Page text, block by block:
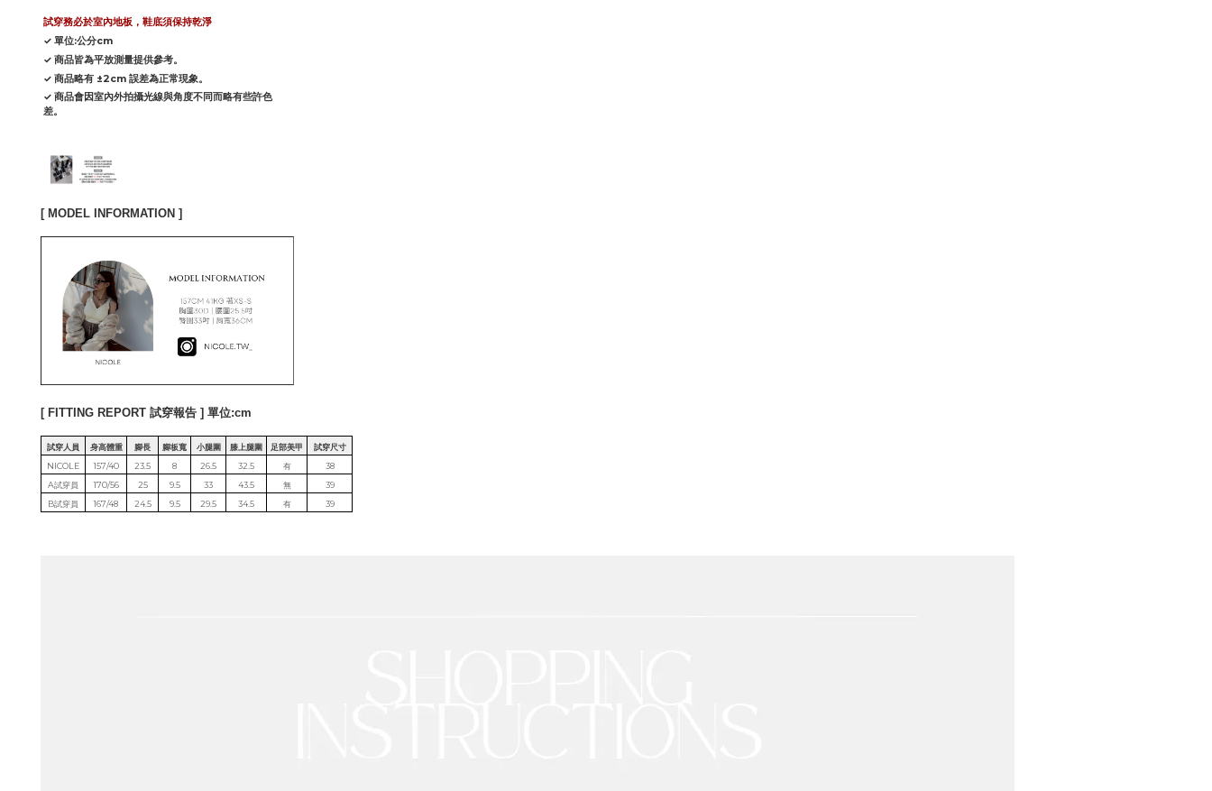
試穿務必於室內地板，鞋底須保持乾淨
✓ 單位:公分cm
✓ 商品皆為平放測量提供參考。
✓ 商品略有 ±2cm 誤差為正常現象。
✓ 商品會因室內外拍攝光線與角度不同而略有些許色
差。
[ MODEL INFORMATION ]
[ FITTING REPORT 試穿報告 ] 單位:cm
試穿人員 身高體重 腳長 腳板寬 小腿圍 膝上腿圍 足部美甲
試穿尺寸
NICOLE
157/40 23.5 8 26.5 32.5 有
38
A試穿員
170/56 25 9.5 33 43.5 無
39
B試穿員
167/48 24.5 9.5 29.5 34.5 有 39